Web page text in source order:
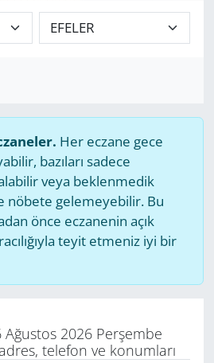
Her eczane gece
bazıları sadece
veya beklenmedik
nöbete gelemeyebilir. Bu
önce eczanenin açık
teyit etmeniz iyi bir
2026 Perşembe
telefon ve konumları